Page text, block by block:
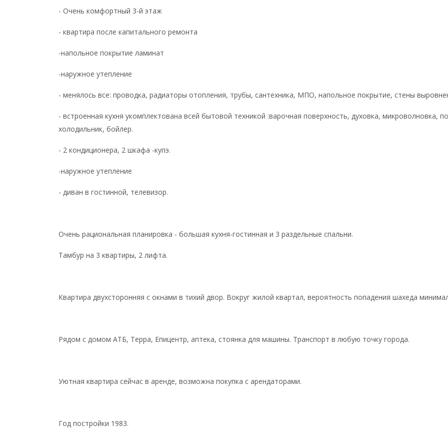
- Очень комфортный 3-й этаж
- квартира после капитального ремонта
-напольное покрытие ламинат
-наружное утепление
- менялось все: проводка, радиаторы отопления, трубы, сантехника, МПО, напольное покрытие, стены
- встроенная кухня укомплектована всей бытовой техникой :варочная поверхность, духовка, микроволновка,
холодильник, бойлер.
- 2 кондиционера, 2 шкафа -купэ.
-наружное утепление
- диван в гостинной, телевизор.
Очень рациональная планировка - большая кухня-гостинная и 3 раздельные спальни.
Тамбур на 3 квартиры, 2 лифта.
Квартира двухсторонняя с окнами в тихий двор. Вокруг жилой квартал, вероятность попадения шахеда
Рядом с домом АТБ, Терра, Епицентр, аптека, стоянка для машины. Транспорт в любую точку города.
Уютная квартира сейчас в аренде, возможна покупка с арендаторами.
Год постройки 1983.